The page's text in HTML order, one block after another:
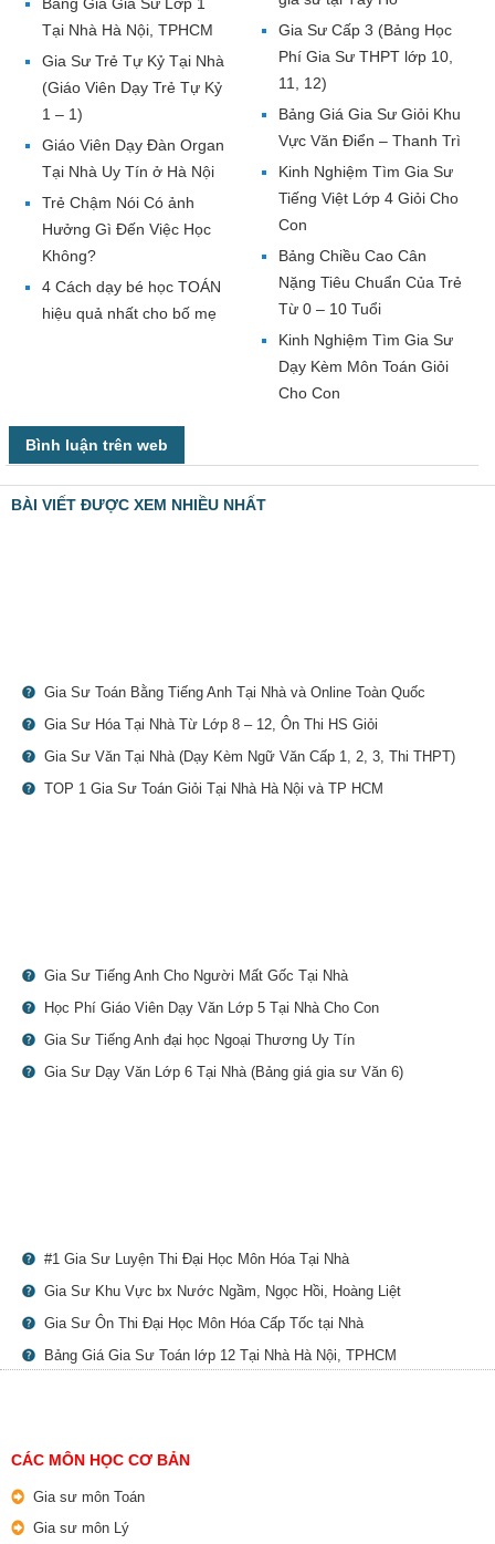
Tại Nhà Hà Nội, TPHCM
Gia Sư Trẻ Tự Kỷ Tại Nhà
(Giáo Viên Dạy Trẻ Tự Kỷ
1 – 1)
Giáo Viên Dạy Đàn Organ
Tại Nhà Uy Tín ở Hà Nội
Trẻ Chậm Nói Có ảnh
Hưởng Gì Đến Việc Học
Không?
4 Cách dạy bé học TOÁN
hiệu quả nhất cho bố mẹ
Gia Sư Cấp 3 (Bảng Học
Phí Gia Sư THPT lớp 10,
11, 12)
Bảng Giá Gia Sư Giỏi Khu
Vực Văn Điển – Thanh Trì
Kinh Nghiệm Tìm Gia Sư
Tiếng Việt Lớp 4 Giỏi Cho
Con
Bảng Chiều Cao Cân
Nặng Tiêu Chuẩn Của Trẻ
Từ 0 – 10 Tuổi
Kinh Nghiệm Tìm Gia Sư
Dạy Kèm Môn Toán Giỏi
Cho Con
Bình luận trên web
BÀI VIẾT ĐƯỢC XEM NHIỀU NHẤT
Gia Sư Toán Bằng Tiếng Anh Tại Nhà và Online Toàn Quốc
Gia Sư Hóa Tại Nhà Từ Lớp 8 – 12, Ôn Thi HS Giỏi
Gia Sư Văn Tại Nhà (Dạy Kèm Ngữ Văn Cấp 1, 2, 3, Thi THPT)
TOP 1 Gia Sư Toán Giỏi Tại Nhà Hà Nội và TP HCM
Gia Sư Tiếng Anh Cho Người Mất Gốc Tại Nhà
Học Phí Giáo Viên Dạy Văn Lớp 5 Tại Nhà Cho Con
Gia Sư Tiếng Anh đại học Ngoại Thương Uy Tín
Gia Sư Dạy Văn Lớp 6 Tại Nhà (Bảng giá gia sư Văn 6)
#1 Gia Sư Luyện Thi Đại Học Môn Hóa Tại Nhà
Gia Sư Khu Vực bx Nước Ngầm, Ngọc Hồi, Hoàng Liệt
Gia Sư Ôn Thi Đại Học Môn Hóa Cấp Tốc tại Nhà
Bảng Giá Gia Sư Toán lớp 12 Tại Nhà Hà Nội, TPHCM
CÁC MÔN HỌC CƠ BẢN
Gia sư môn Toán
Gia sư môn Lý